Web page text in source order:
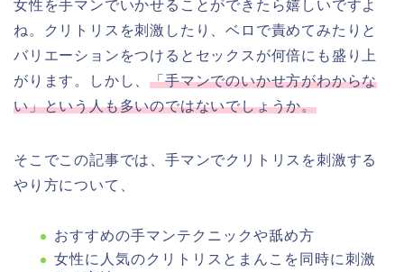
女性を手マンでいかせることができたら嬉しいですよ
ね。クリトリスを刺激したり、ベロで責めてみたりと
バリエーションをつけるとセックスが何倍にも盛り上
がります。しかし、「手マンでのいかせ方がわからな
い」という人も多いのではないでしょうか。
そこでこの記事では、手マンでクリトリスを刺激する
やり方について、
おすすめの手マンテクニックや舐め方
女性に人気のクリトリスとまんこを同時に刺激